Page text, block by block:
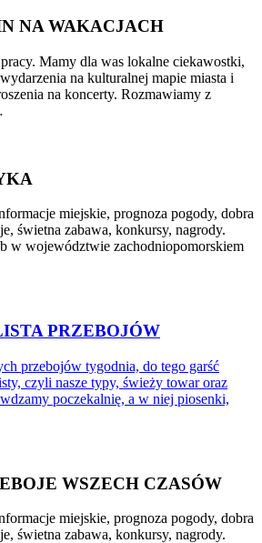
NA WAKACJACH
Mamy dla was lokalne ciekawostki,
na kulturalnej mapie miasta i
na koncerty. Rozmawiamy z
miejskie, prognoza pogody, dobra
świetna zabawa, konkursy, nagrody.
w województwie zachodniopomorskiem
PRZEBOJÓW
przebojów tygodnia, do tego garść
czyli nasze typy, świeży towar oraz
poczekalnię, a w niej piosenki,
WSZECH CZASÓW
miejskie, prognoza pogody, dobra
świetna zabawa, konkursy, nagrody.